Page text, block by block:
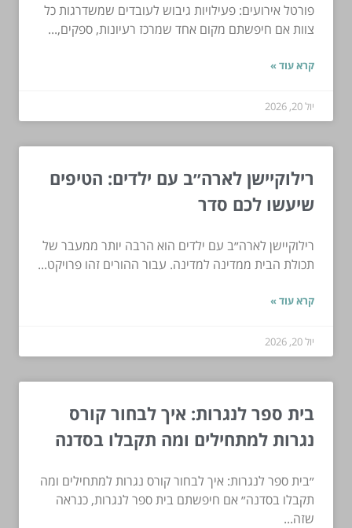
פורטל אירועים: פעילויות גיבוש לעובדים שמשדרגות כל
צוות אם חיפשתם מקום אחד שמרכז רעיונות, ספקים,...
קרא עוד »
יול 20, 2026
רילוקיישן לארה״ב עם ילדים: הטיפים
שיעשו לכם סדר
רילוקיישן לארה״ב עם ילדים הוא הרבה יותר ממעבר של
תכולת הבית ממדינה למדינה. עבור ההורים זהו פרויקט...
קרא עוד »
יול 20, 2026
בית ספר לנגרות: איך לבחור קורס
נגרות למתחילים ומה תקבלו בסדנה
״בית ספר לנגרות: איך לבחור קורס נגרות למתחילים ומה
תקבלו בסדנה״ אם חיפשתם בית ספר לנגרות, כנראה
שזה...